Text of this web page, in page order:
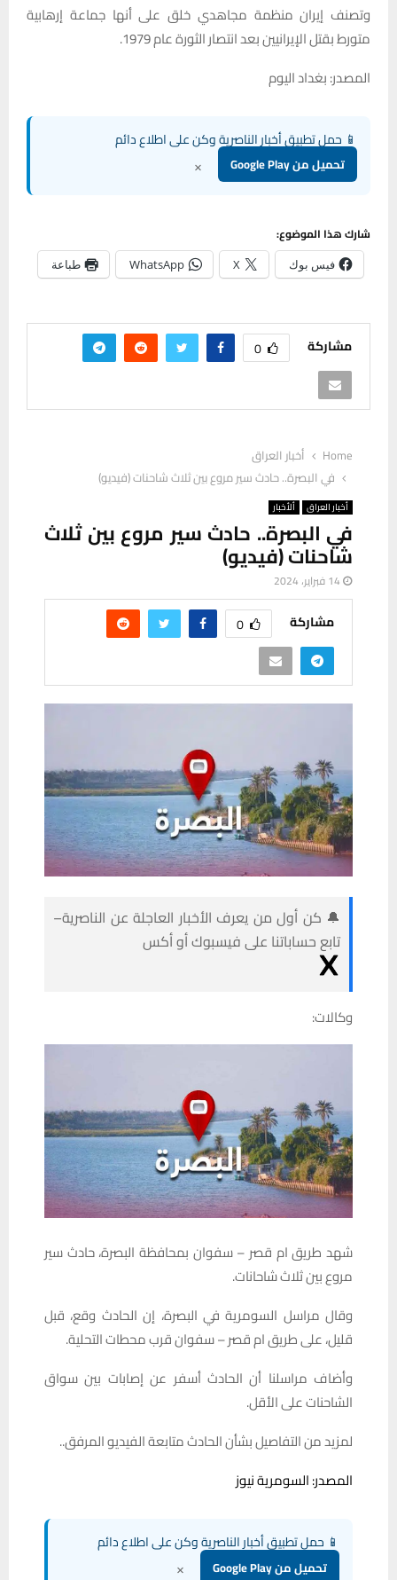
وتصنف إيران منظمة مجاهدي خلق على أنها جماعة إرهابية
متورط بقتل الإيرانيين بعد انتصار الثورة عام 1979.
المصدر: بغداد اليوم
📱 حمل تطبيق أخبار الناصرية وكن على اطلاع دائم
تحميل من Google Play ×
شارك هذا الموضوع:
فيس بوك X
WhatsApp طباعة
مشاركة 0
Home
أخبار العراق
في البصرة.. حادث سير مروع بين ثلاث شاحنات (فيديو)
أخبار العراق ألأخبار
في البصرة.. حادث سير مروع بين ثلاث
شاحنات (فيديو)
14 فبراير، 2024
مشاركة 0
🔔 كن أول من يعرف الأخبار العاجلة عن الناصرية–
تابع حساباتنا على فيسبوك أو أكس
وكالات:
شهد طريقام قصر–سفوان بمحافظة البصرة،حادثسير
مروعبينثلاثشاحانات.
وقال مراسل السومرية في البصرة، إن الحادث وقع، قبل
قليل، على طريق ام قصر – سفوان قرب محطات التحلية.
وأضاف مراسلنا أن الحادث أسفر عن إصابات بين سواق
الشاحنات على الأقل.
لمزيد من التفاصيل بشأن الحادث متابعة الفيديو المرفق..
المصدر: السومرية نيوز
📱 حمل تطبيق أخبار الناصرية وكن على اطلاع دائم
تحميل من Google Play ×